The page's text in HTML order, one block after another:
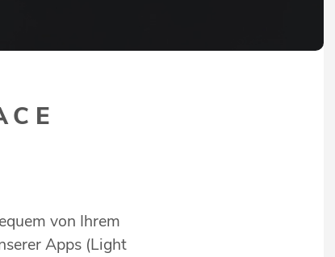
von Ihrem
Apps (Light